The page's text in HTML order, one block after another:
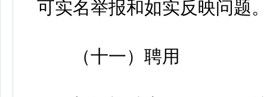
可实名举报和如实反映问题
（十一）聘用